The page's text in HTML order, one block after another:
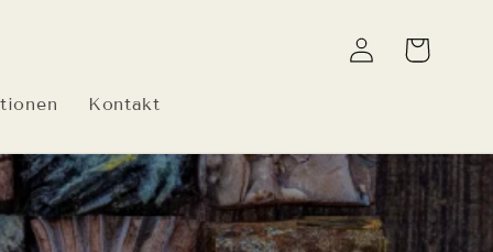
Kontakt
EinloggenWarenkorb